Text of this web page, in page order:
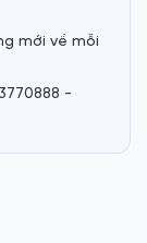
mới về mỗi
-